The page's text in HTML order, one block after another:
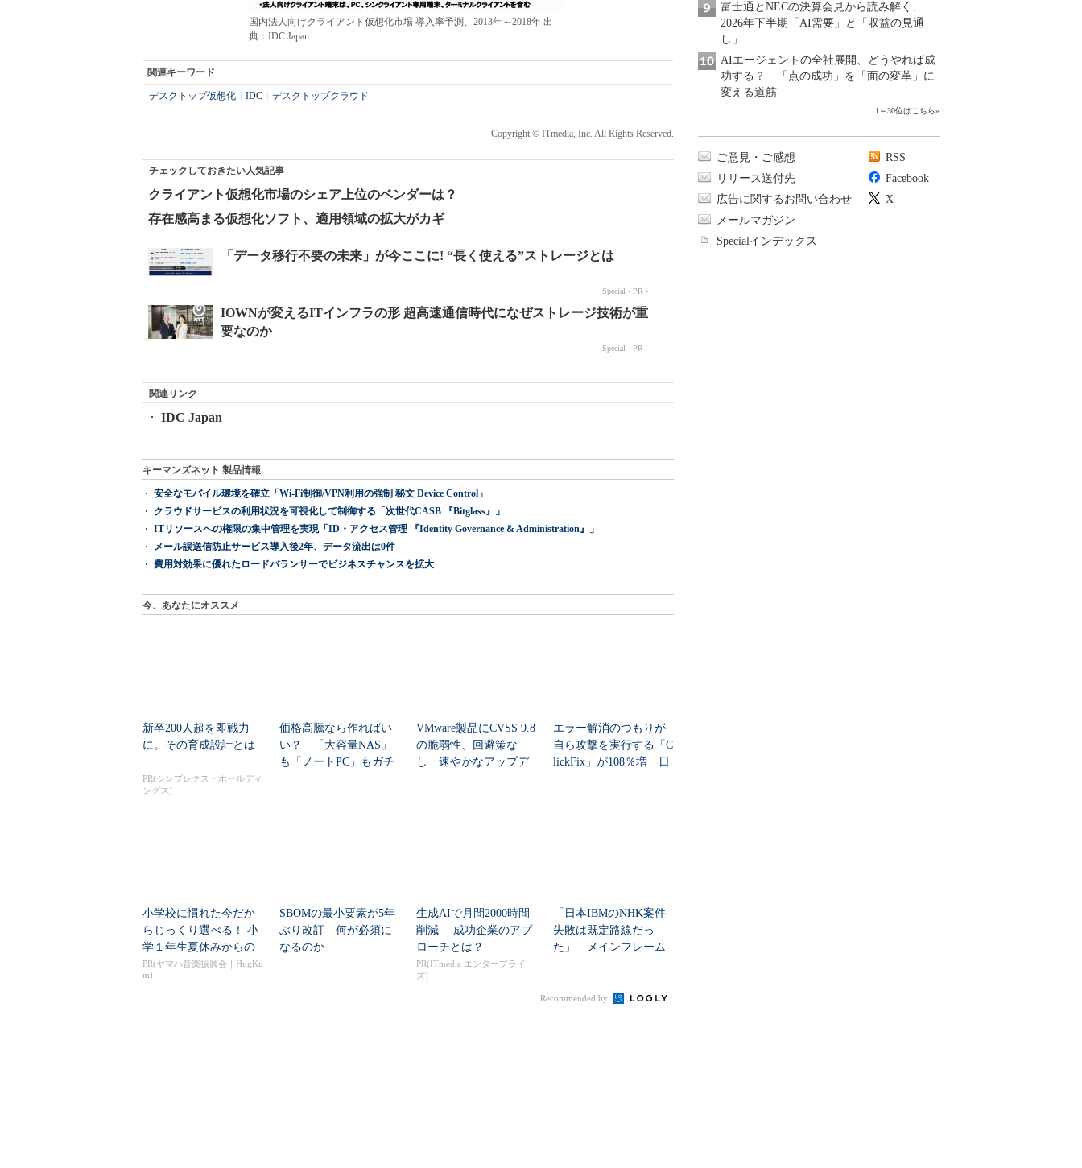
国内法人向けクライアント仮想化市場 導入率予測、2013年～2018年 出
典：IDC Japan
関連キーワード
デスクトップ仮想化 IDC デスクトップクラウド
Copyright © ITmedia, Inc. All Rights Reserved.
チェックしておきたい人気記事
クライアント仮想化市場のシェア上位のベンダーは？
存在感高まる仮想化ソフト、適用領域の拡大がカギ
関連リンク
IDC Japan
キーマンズネット 製品情報
安全なモバイル環境を確立「Wi-Fi制御/VPN利用の強制 秘文 Device Control」
クラウドサービスの利用状況を可視化して制御する「次世代CASB 『Bitglass』」
ITリソースへの権限の集中管理を実現「ID・アクセス管理 『Identity Governance & Administration』」
メール誤送信防止サービス導入後2年、データ流出は0件
費用対効果に優れたロードバランサーでビジネスチャンスを拡大
今、あなたにオススメ
新卒200人超を即戦力
に。その育成設計とは
PR(シンプレクス・ホールディ
ングス)
価格高騰なら作ればい
い？ 「大容量NAS」
も「ノートPC」もガチ
VMware製品にCVSS 9.8
の脆弱性、回避策な
し 速やかなアップデ
エラー解消のつもりが
自ら攻撃を実行する「C
lickFix」が108％増 日
小学校に慣れた今だか
らじっくり選べる！ 小
学１年生夏休みからの
「音楽教室」デビュ...
PR(ヤマハ音楽振興会｜HugKu
m)
SBOMの最小要素が5年
ぶり改訂 何が必須に
なるのか
生成AIで月間2000時間
削減 成功企業のアプ
ローチとは？
PR(ITmedia エンタープライ
ズ)
「日本IBMのNHK案件
失敗は既定路線だっ
た」 メインフレーム
Recommended by
富士通とNECの決算会見から読み解く、
2026年下半期「AI需要」と「収益の見通
し」
AIエージェントの全社展開、どうやれば成
功する？ 「点の成功」を「面の変革」に
変える道筋
11～30位はこちら»
ご意見・ご感想
リリース送付先
広告に関するお問い合わせ
メールマガジン
Specialインデックス
RSS
Facebook
X